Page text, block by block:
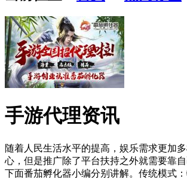
手游代理资讯
随着人民生活水平的提高，娱乐需求更加
心，但是推广除了平台扶持之外就需要靠
下面番茄孵化器小编分别讲解。传统模式